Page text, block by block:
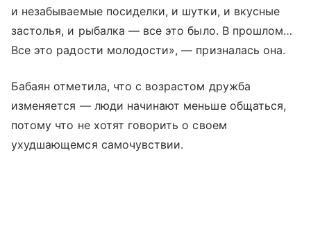
и незабываемые посиделки, и шутки, и вкусные
застолья, и рыбалка — все это было. В прошлом…
Все это радости молодости», — призналась она.
Бабаян отметила, что с возрастом дружба
изменяется — люди начинают меньше общаться,
потому что не хотят говорить о своем
ухудшающемся самочувствии.